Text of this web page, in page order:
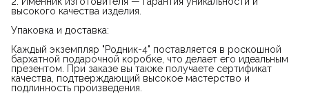
высокого качества изделия.
Упаковка и доставка:
Каждый экземпляр "Родник-4" поставляется в роскошной
бархатной подарочной коробке, что делает его идеальным
презентом. При заказе вы также получаете сертификат
качества, подтверждающий высокое мастерство и
подлинность произведения.